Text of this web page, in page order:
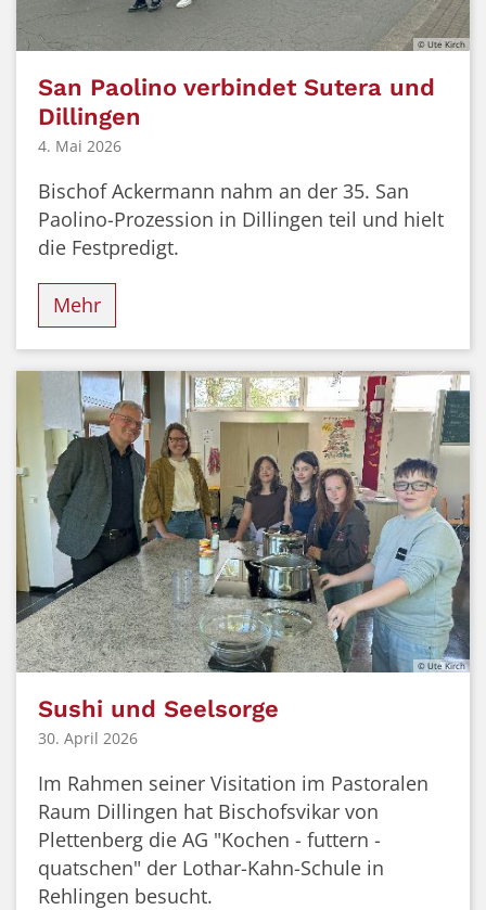
© Ute Kirch
San Paolino verbindet Sutera und
Dillingen
4. Mai 2026
Bischof Ackermann nahm an der 35. San
Paolino-Prozession in Dillingen teil und hielt
die Festpredigt.
Mehr
© Ute Kirch
Sushi und Seelsorge
30. April 2026
Im Rahmen seiner Visitation im Pastoralen
Raum Dillingen hat Bischofsvikar von
Plettenberg die AG "Kochen - futtern -
quatschen" der Lothar-Kahn-Schule in
Rehlingen besucht.